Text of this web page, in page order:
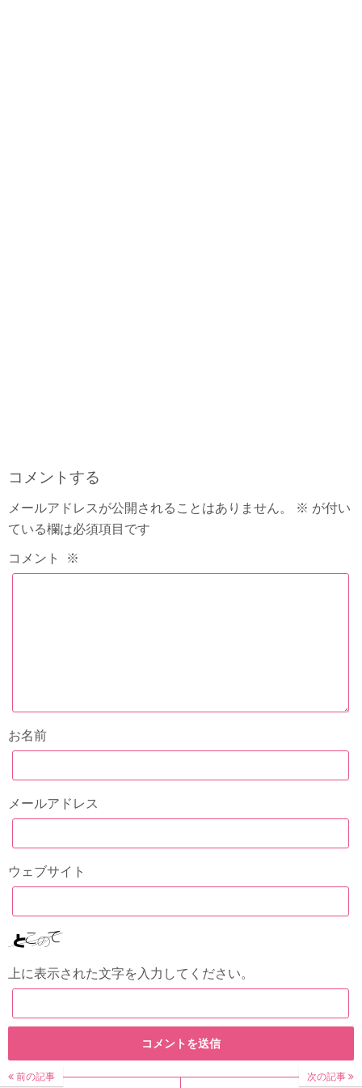
コメントする
メールアドレスが公開されることはありません。 ※ が付い
ている欄は必須項目です
コメント ※
お名前
メールアドレス
ウェブサイト
上に表示された文字を入力してください。
前の記事 次の記事